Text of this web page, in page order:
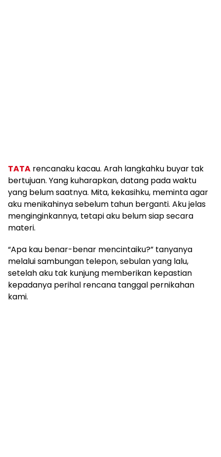
TATA rencanaku kacau. Arah langkahku buyar tak
bertujuan. Yang kuharapkan, datang pada waktu
yang belum saatnya. Mita, kekasihku, meminta agar
aku menikahinya sebelum tahun berganti. Aku jelas
menginginkannya, tetapi aku belum siap secara
materi.
“Apa kau benar-benar mencintaiku?” tanyanya
melalui sambungan telepon, sebulan yang lalu,
setelah aku tak kunjung memberikan kepastian
kepadanya perihal rencana tanggal pernikahan
kami.